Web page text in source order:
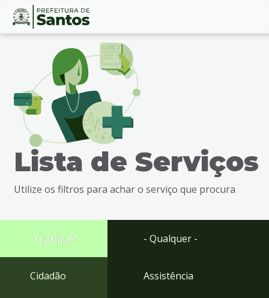
Ir
busca
Ir
rodapé
Conteúdo
Lista de Serviços
Utilize os filtros para achar o serviço que procura
- Qualquer -
Cidadão
- Qualquer -
Assistência